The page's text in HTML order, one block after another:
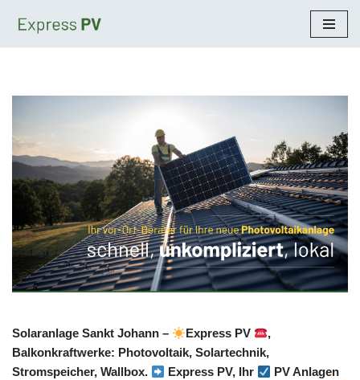
Solaranlage Sankt Johann – Express PV
,
Balkonkraftwerke: Photovoltaik, Solartechnik,
Stromspeicher, Wallbox.
Express PV, Ihr
PV Anlagen